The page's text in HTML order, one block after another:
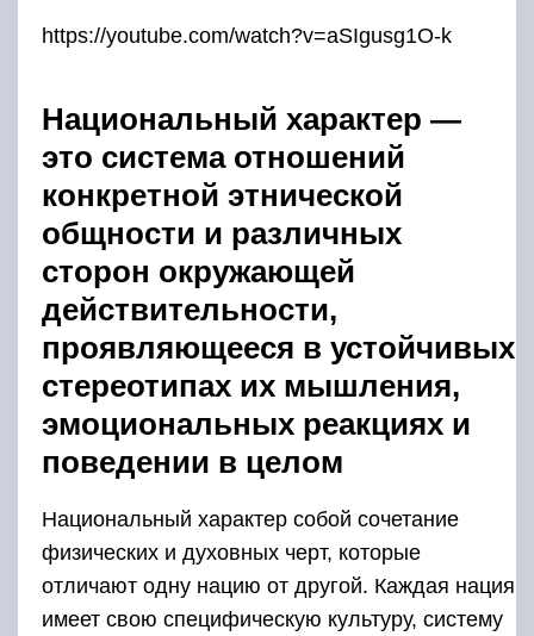
https://youtube.com/watch?v=aSIgusg1O-k
Национальный характер —
это система отношений
конкретной этнической
общности и различных
сторон окружающей
действительности,
проявляющееся в устойчивых
стереотипах их мышления,
эмоциональных реакциях и
поведении в целом
Национальный характер собой сочетание
физических и духовных черт, которые
отличают одну нацию от другой. Каждая нация
имеет свою специфическую культуру, систему